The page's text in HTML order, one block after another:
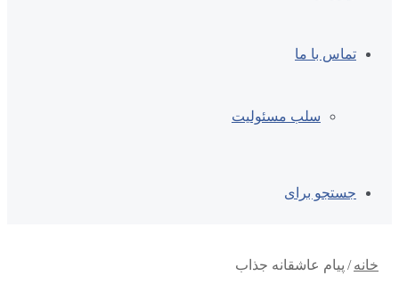
تماس با ما
سلب مسئولیت
جستجو برای
خانه / پیام عاشقانه جذاب